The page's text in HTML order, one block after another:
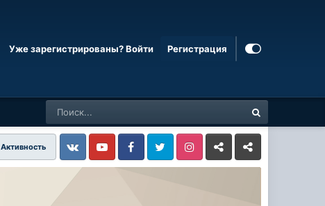
Уже зарегистрированы? Войти Регистрация
Активность
VkontakteYouTube FacebookTwitter InstagramLivejournalOdnoklassniki